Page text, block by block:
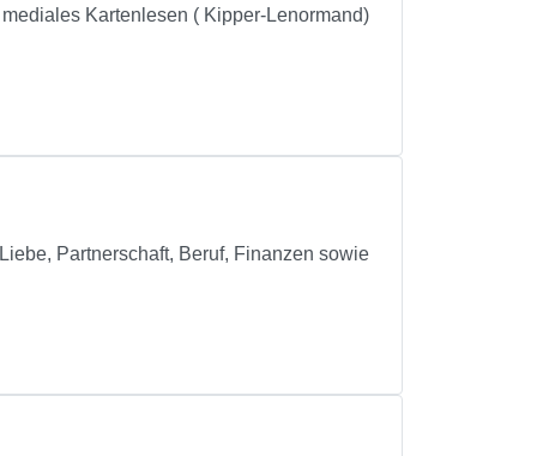
Kartenlesen ( Kipper-Lenormand)
Partnerschaft, Beruf, Finanzen sowie